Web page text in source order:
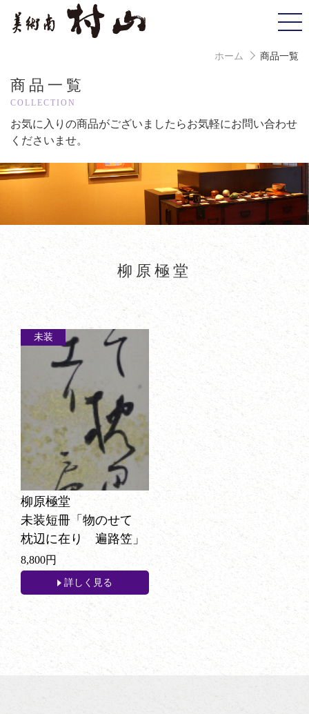
ホーム 商品一覧
商品一覧
COLLECTION
お気に入りの商品がございましたらお気軽にお問い合わせ
くださいませ。
柳原極堂
未装
柳原極堂
未装短冊「物のせて
枕辺に在り 遍路笠」
8,800円
詳しく見る